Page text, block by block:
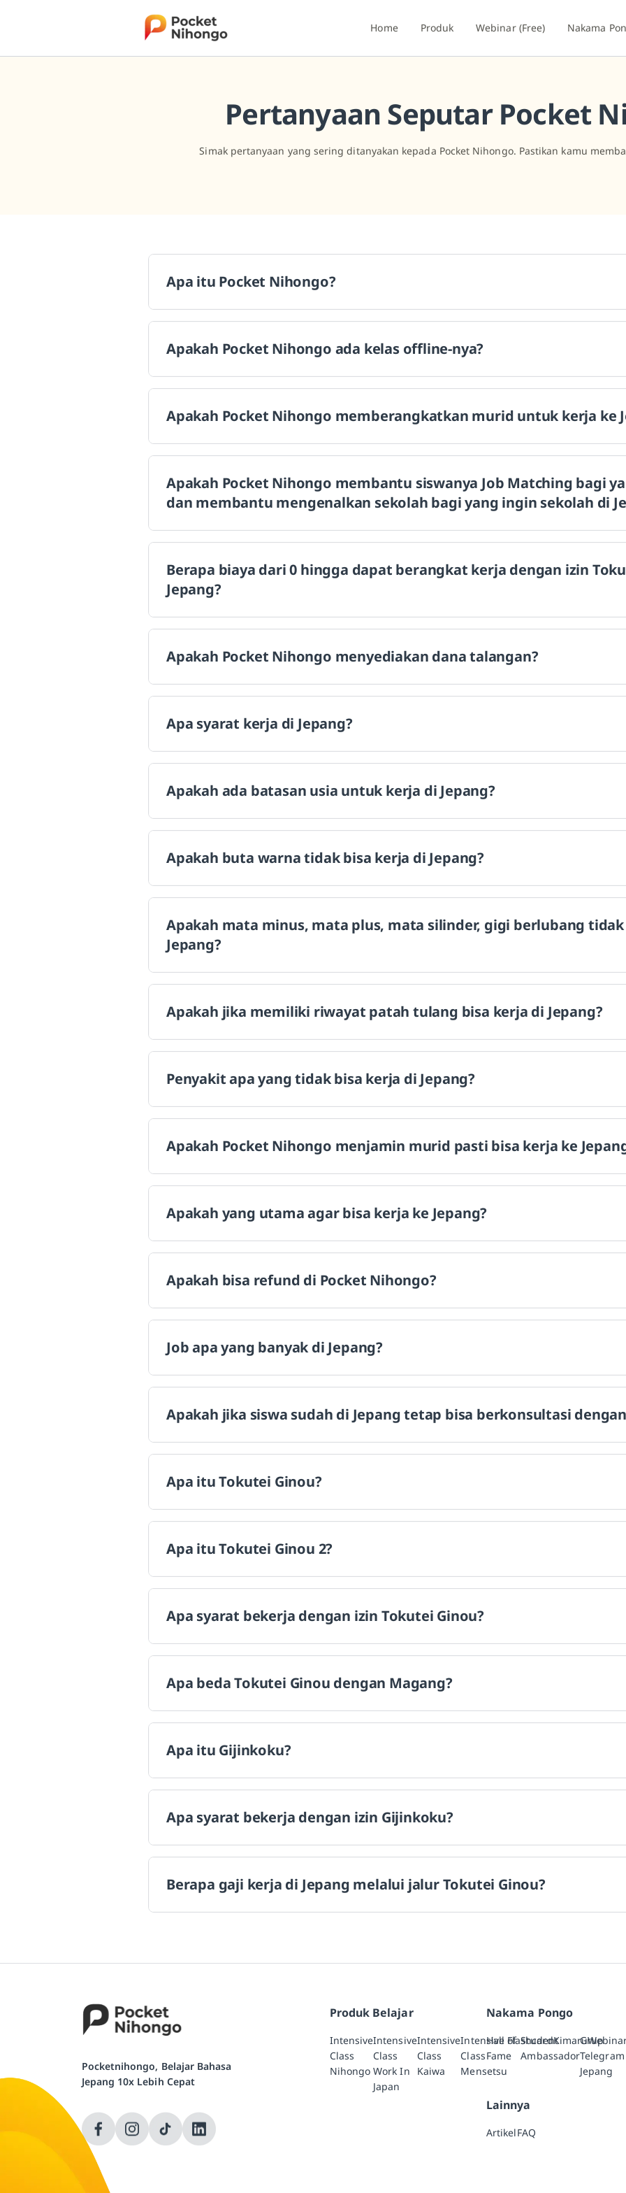
Home Produk Webinar (Free) Nakama
Pertanyaan Seputar Pocket
Simak pertanyaan yang sering ditanyakan kepada Pocket Nihongo. Pastikan kamu
Apa itu Pocket Nihongo?
Apakah Pocket Nihongo ada kelas offline-nya?
Apakah Pocket Nihongo memberangkatkan murid untuk kerja ke
Apakah Pocket Nihongo membantu siswanya Job Matching bagi
dan membantu mengenalkan sekolah bagi yang ingin sekolah di
Berapa biaya dari 0 hingga dapat berangkat kerja dengan izin
Jepang?
Apakah Pocket Nihongo menyediakan dana talangan?
Apa syarat kerja di Jepang?
Apakah ada batasan usia untuk kerja di Jepang?
Apakah buta warna tidak bisa kerja di Jepang?
Apakah mata minus, mata plus, mata silinder, gigi berlubang
Jepang?
Apakah jika memiliki riwayat patah tulang bisa kerja di Jepang?
Penyakit apa yang tidak bisa kerja di Jepang?
Apakah Pocket Nihongo menjamin murid pasti bisa kerja ke
Apakah yang utama agar bisa kerja ke Jepang?
Apakah bisa refund di Pocket Nihongo?
Job apa yang banyak di Jepang?
Apakah jika siswa sudah di Jepang tetap bisa berkonsultasi
Apa itu Tokutei Ginou?
Apa itu Tokutei Ginou 2?
Apa syarat bekerja dengan izin Tokutei Ginou?
Apa beda Tokutei Ginou dengan Magang?
Apa itu Gijinkoku?
Apa syarat bekerja dengan izin Gijinkoku?
Berapa gaji kerja di Jepang melalui jalur Tokutei Ginou?
Pocketnihongo, Belajar Bahasa
Jepang 10x Lebih Cepat
Produk Belajar
Intensive
Class
Nihongo
Intensive
Class
Work In
Japan
Intensive
Class
Kaiwa
Intensive
Class
Mensetsu
FlashcardKimaru
Nakama Pongo
Hall of
Fame
Student
Ambassador
Grup
Telegram
Jepang
Lainnya
ArtikelFAQ